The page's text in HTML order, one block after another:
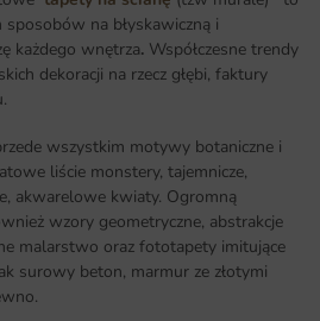
sposobów na błyskawiczną i
każdego wnętrza. Współczesne trendy
dekoracji na rzecz głębi, faktury
wszystkim motywy botaniczne i
liście monstery, tajemnicze,
akwarelowe kwiaty. Ogromną
wzory geometryczne, abstrakcje
malarstwo oraz fototapety imitujące
surowy beton, marmur ze złotymi